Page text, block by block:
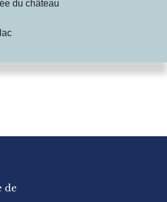
du château
de